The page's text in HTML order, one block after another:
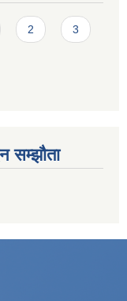
2
3
सम्झौता